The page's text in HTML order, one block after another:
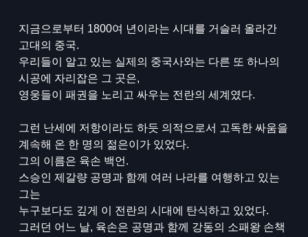
지금으로부터 1800여 년이라는 시대를 거슬러 올라간
고대의 중국.
우리들이 알고 있는 실제의 중국사와는 다른 또 하나의
시공에 자리잡은 그 곳은,
영웅들이 패권을 노리고 싸우는 전란의 세계였다.
그런 난세에 저항이라도 하듯 의적으로서 고독한 싸움을
계속해 온 한 명의 젊은이가 있었다.
그의 이름은 육손 백언.
스승인 제갈량 공명과 함께 여러 나라를 여행하고 있는
그는
누구보다도 깊게 이 전란의 시대에 탄식하고 있었다.
그러던 어느 날, 육손은 공명과 함께 강동의 소패왕 손책